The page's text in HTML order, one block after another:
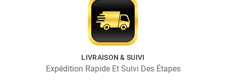
LIVRAISON & SUIVI
Expédition Rapide Et Suivi Des Étapes